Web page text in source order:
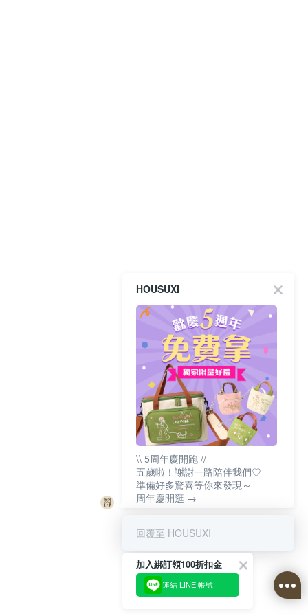
HOUSUXI
\\ 5周年慶開跑 //
五歲啦！謝謝一路陪伴我們♡
準備好多驚喜等你來發現～
周年慶開逛 →
回覆至 HOUSUXI
加入綁訂領100折扣金
連結 LINE 帳號